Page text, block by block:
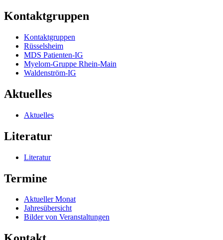
Kontaktgruppen
Kontaktgruppen
Rüsselsheim
MDS Patienten-IG
Myelom-Gruppe Rhein-Main
Waldenström-IG
Aktuelles
Aktuelles
Literatur
Literatur
Termine
Aktueller Monat
Jahresübersicht
Bilder von Veranstaltungen